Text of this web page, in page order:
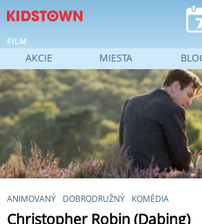
Jump to
FILM
ANIMOVANÝ DOBRODRUŽNÝ KOMÉDIA
Christopher Robin (Dabing)
AKCIE MIESTA